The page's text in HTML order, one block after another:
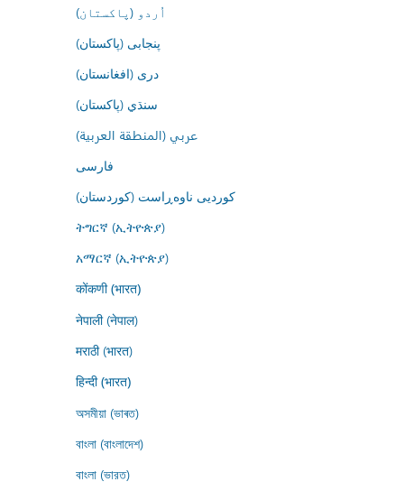
اُردو (پاکستان)
پنجابی (پاکستان)
درى (افغانستان)
سنڌي (پاکستان)
عربي (المنطقة العربية)
فارسى
کوردیی ناوەڕاست (کوردستان)
ትግርኛ (ኢትዮጵያ)
አማርኛ (ኢትዮጵያ)
कोंकणी (भारत)
नेपाली (नेपाल)
मराठी (भारत)
हिन्दी (भारत)
অসমীয়া (ভাৰত)
বাংলা (বাংলাদেশ)
বাংলা (ভারত)